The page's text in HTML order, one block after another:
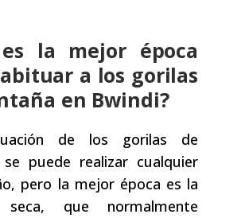
la mejor época
a los gorilas
en Bwindi?
de los gorilas de
puede realizar cualquier
pero la mejor época es la
seca, que normalmente